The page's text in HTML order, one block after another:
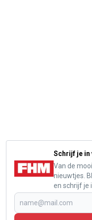
Schrijf je in
Van de
nieuwtjes.
en schrijf je